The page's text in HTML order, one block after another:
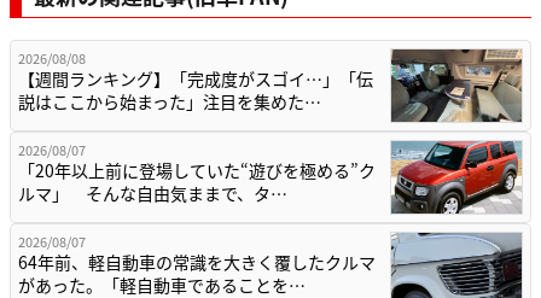
2026/08/08
【週間ランキング】「完成度がスゴイ…」「伝
説はここから始まった」注目を集めた…
2026/08/07
「20年以上前に登場していた“遊びを極める”ク
ルマ」 そんな自由気ままで、タ…
2026/08/07
64年前、軽自動車の常識を大きく覆したクルマ
があった。「軽自動車であることを…